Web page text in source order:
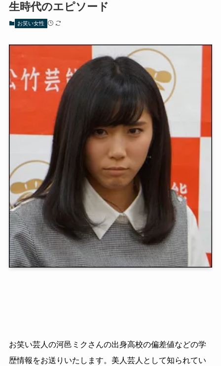
生時代のエピソード
お笑い女性
お笑い芸人の河邑ミクさんの出身高校の偏差値などの学
歴情報をお送りいたします。美人芸人として知られてい